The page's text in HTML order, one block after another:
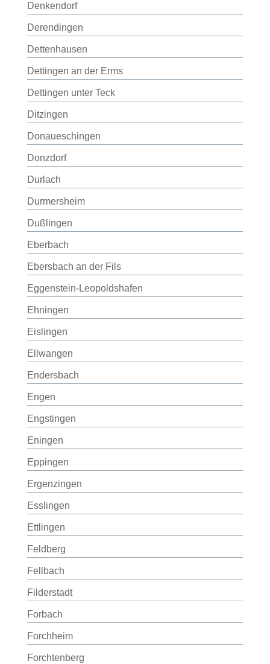
Denkendorf
Derendingen
Dettenhausen
Dettingen an der Erms
Dettingen unter Teck
Ditzingen
Donaueschingen
Donzdorf
Durlach
Durmersheim
Dußlingen
Eberbach
Ebersbach an der Fils
Eggenstein-Leopoldshafen
Ehningen
Eislingen
Ellwangen
Endersbach
Engen
Engstingen
Eningen
Eppingen
Ergenzingen
Esslingen
Ettlingen
Feldberg
Fellbach
Filderstadt
Forbach
Forchheim
Forchtenberg